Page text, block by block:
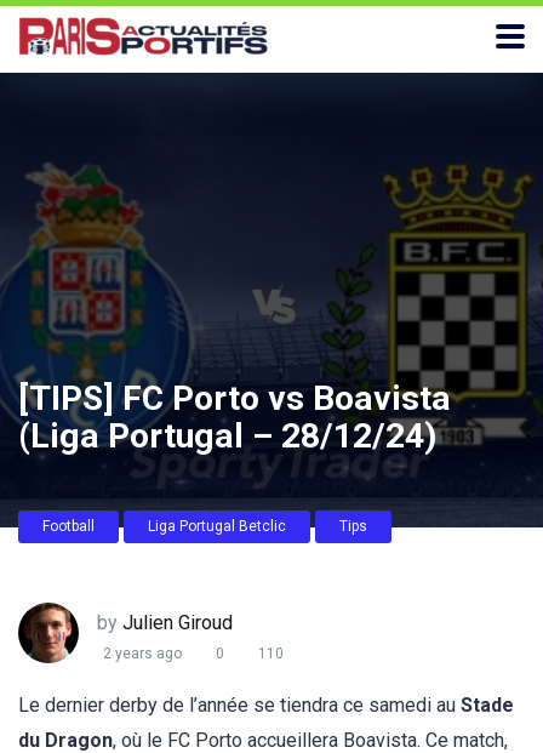
[TIPS] FC Porto vs Boavista
(Liga Portugal – 28/12/24)
Football Liga Portugal Betclic Tips
by Julien Giroud
2 years ago 0 110
Le dernier derby de l’année se tiendra ce samedi au Stade
du Dragon, où le FC Porto accueillera Boavista. Ce match,